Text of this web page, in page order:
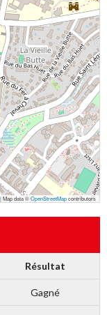
|Map data ©OpenStreetMapcontributors
Résultat
Gagné